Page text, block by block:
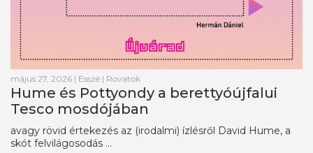
május 27, 2026 | Esszé | Rovatok
Hume és Pottyondy a berettyóújfalui
Tesco mosdójában
avagy rövid értekezés az (irodalmi) ízlésről David Hume, a
skót felvilágosodás ...